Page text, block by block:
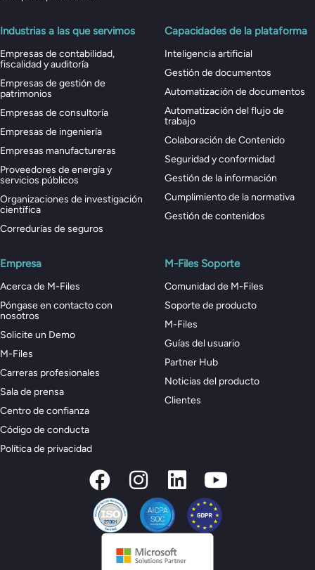
Industrias a las que servimos
Empresas de contabilidad,
fiscalidad y auditoría
Empresas de gestión de
patrimonios
Empresas de consultoría
Empresas de ingeniería
Empresas manufactureras
Proveedores de energía y
servicios públicos
Organizaciones de investigación
científica
Corredurías de seguros
Capacidades de la plataforma
Inteligencia artificial
Gestión de documentos
Automatización de documentos
Automatización del flujo de
trabajo
Colaboración de Contenido
Seguridad y conformidad
Gestión de la información
Cumplimiento de la normativa
Gestión de contenidos
Empresa
Acerca de M-Files
Póngase en contacto con
nosotros
Solicite un Demo
M-Files
Carreras profesionales
Sala de prensa
Centro de confianza
Código de conducta
Política de privacidad
M-Files Soporte
Comunidad de M-Files
Soporte de producto
M-Files
Guías del usuario
Partner Hub
Noticias del producto
Clientes